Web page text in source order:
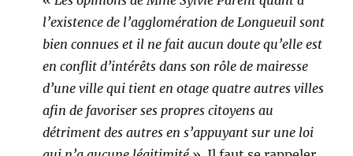
l’existence de l’agglomération de Longueuil sont
bien connues et il ne fait aucun doute qu’elle est
en conflit d’intérêts dans son rôle de mairesse
d’une ville qui tient en otage quatre autres villes
afin de favoriser ses propres citoyens au
détriment des autres en s’appuyant sur une loi